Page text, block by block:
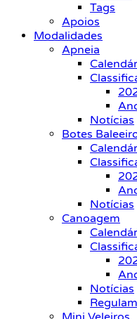
Tags
Apoios
Modalidades
Apneia
Notícias
Botes
Notícias
Canoagem
Notícias